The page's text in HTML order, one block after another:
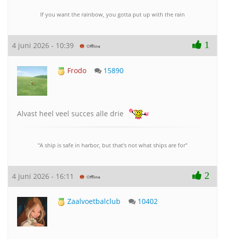
If you want the rainbow, you gotta put up with the rain
4 juni 2026 - 10:39 1
Frodo 15890
Alvast heel veel succes alle drie
"A ship is safe in harbor, but that's not what ships are for"
4 juni 2026 - 16:11 2
Zaalvoetbalclub 10402